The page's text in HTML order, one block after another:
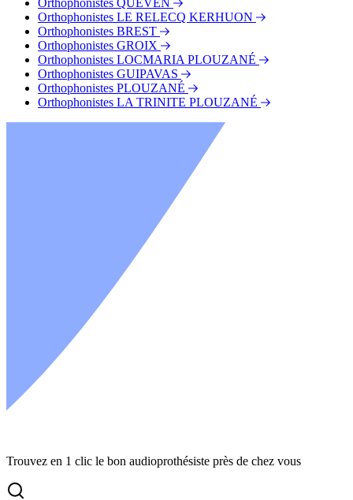
Orthophonistes LE RELECQ KERHUON
Orthophonistes BREST
Orthophonistes GROIX
Orthophonistes LOCMARIA PLOUZANÉ
Orthophonistes GUIPAVAS
Orthophonistes PLOUZANÉ
Orthophonistes LA TRINITE PLOUZANÉ
Trouvez en 1 clic le bon audioprothésiste près de chez vous